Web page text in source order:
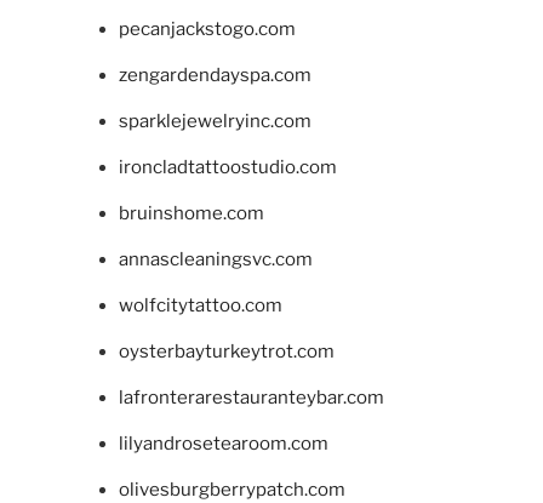
pecanjackstogo.com
zengardendayspa.com
sparklejewelryinc.com
ironcladtattoostudio.com
bruinshome.com
annascleaningsvc.com
wolfcitytattoo.com
oysterbayturkeytrot.com
lafronterarestauranteybar.com
lilyandrosetearoom.com
olivesburgberrypatch.com